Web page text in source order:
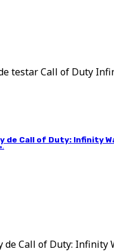
testar Call of Duty
de Call of Duty: Infinity
de Call of Duty: